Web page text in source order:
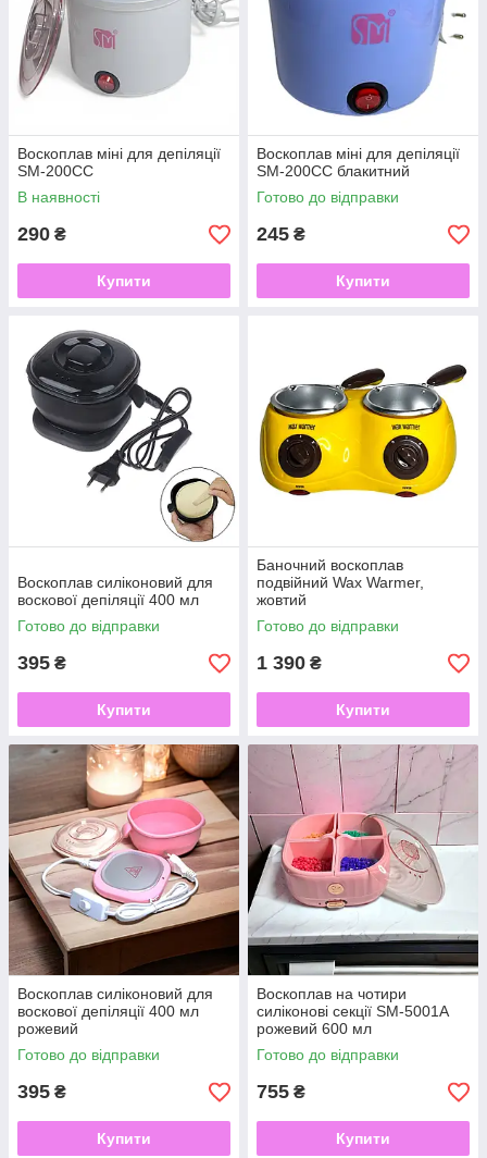
Воскоплав міні для депіляції
SM-200CC
В наявності
290 ₴
Купити
Воскоплав міні для депіляції
SM-200CC блакитний
Готово до відправки
245 ₴
Купити
Воскоплав силіконовий для
воскової депіляції 400 мл
Готово до відправки
395 ₴
Купити
Баночний воскоплав
подвійний Wax Warmer,
жовтий
Готово до відправки
1 390 ₴
Купити
Воскоплав силіконовий для
воскової депіляції 400 мл
рожевий
Готово до відправки
395 ₴
Купити
Воскоплав на чотири
силіконові секції SM-5001A
рожевий 600 мл
Готово до відправки
755 ₴
Купити